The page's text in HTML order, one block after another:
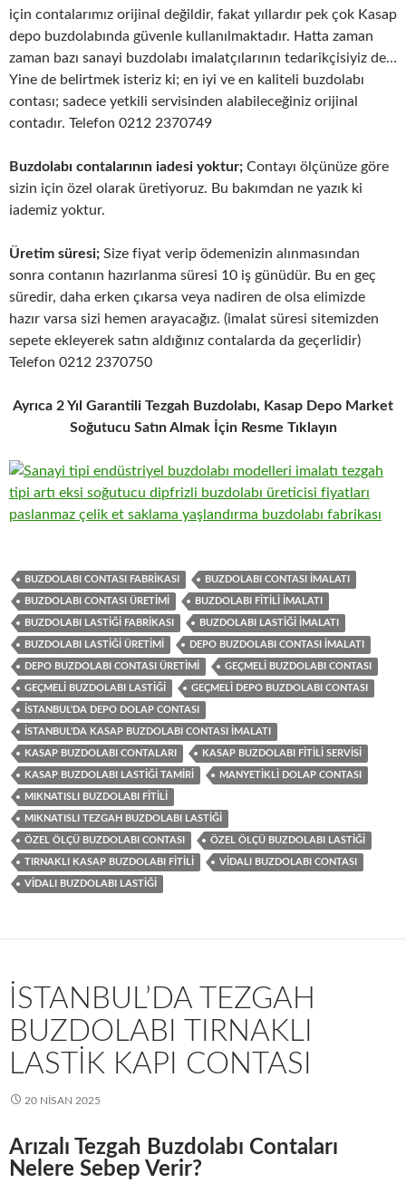
için contalarımız orijinal değildir, fakat yıllardır pek çok Kasap
depo buzdolabında güvenle kullanılmaktadır. Hatta zaman
zaman bazı sanayi buzdolabı imalatçılarının tedarikçisiyiz de…
Yine de belirtmek isteriz ki; en iyi ve en kaliteli buzdolabı
contası; sadece yetkili servisinden alabileceğiniz orijinal
contadır. Telefon 0212 2370749
Buzdolabı contalarının iadesi yoktur; Contayı ölçünüze göre
sizin için özel olarak üretiyoruz. Bu bakımdan ne yazık ki
iademiz yoktur.
Üretim süresi; Size fiyat verip ödemenizin alınmasından
sonra contanın hazırlanma süresi 10 iş günüdür. Bu en geç
süredir, daha erken çıkarsa veya nadiren de olsa elimizde
hazır varsa sizi hemen arayacağız. (imalat süresi sitemizden
sepete ekleyerek satın aldığınız contalarda da geçerlidir)
Telefon 0212 2370750
Ayrıca 2 Yıl Garantili Tezgah Buzdolabı, Kasap Depo Market
Soğutucu Satın Almak İçin Resme Tıklayın
BUZDOLABI CONTASI FABRIKASI BUZDOLABI CONTASI IMALATI
BUZDOLABI CONTASI ÜRETIMI BUZDOLABI FITILI IMALATI
BUZDOLABI LASTIĞI FABRIKASI BUZDOLABI LASTIĞI IMALATI
BUZDOLABI LASTIĞI ÜRETIMI DEPO BUZDOLABI CONTASI IMALATI
DEPO BUZDOLABI CONTASI ÜRETIMI GEÇMELI BUZDOLABI CONTASI
GEÇMELI BUZDOLABI LASTIĞI GEÇMELI DEPO BUZDOLABI CONTASI
İSTANBUL'DA DEPO DOLAP CONTASI
İSTANBUL'DA KASAP BUZDOLABI CONTASI IMALATI
KASAP BUZDOLABI CONTALARI KASAP BUZDOLABI FITILI SERVISI
KASAP BUZDOLABI LASTIĞI TAMIRI MANYETIKLI DOLAP CONTASI
MIKNATISLI BUZDOLABI FITILI
MIKNATISLI TEZGAH BUZDOLABI LASTIĞI
ÖZEL ÖLÇÜ BUZDOLABI CONTASI ÖZEL ÖLÇÜ BUZDOLABI LASTIĞI
TIRNAKLI KASAP BUZDOLABI FITILI VIDALI BUZDOLABI CONTASI
VIDALI BUZDOLABI LASTIĞI
İSTANBUL’DA TEZGAH
BUZDOLABI TIRNAKLI
LASTIK KAPI CONTASI
20 NISAN 2025
Arızalı Tezgah Buzdolabı Contaları
Nelere Sebep Verir?